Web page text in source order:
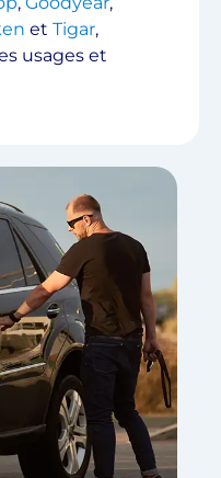
et Tigar,
usages et